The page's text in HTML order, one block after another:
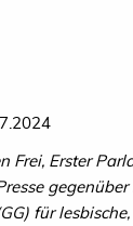
Frei, Erster
für